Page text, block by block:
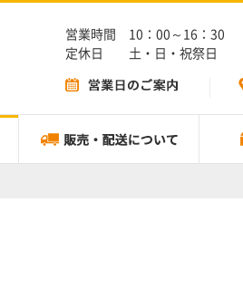
営業時間 10：00～16：30
定休日 土・日・祝祭日